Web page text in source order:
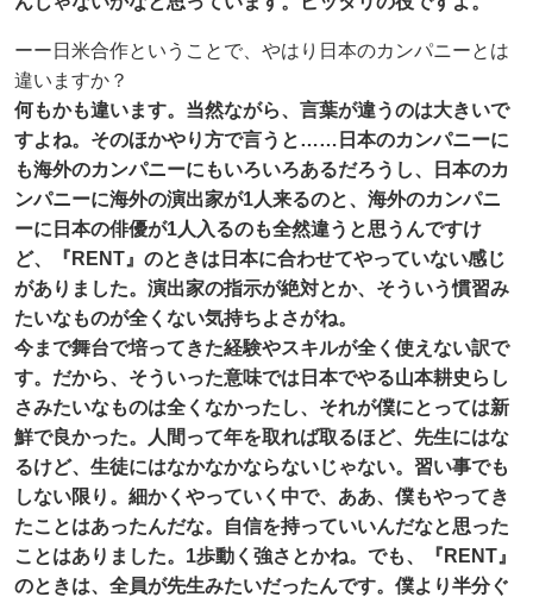
ーー日米合作ということで、やはり日本のカンパニーとは
違いますか？
何もかも違います。当然ながら、言葉が違うのは大きいで
すよね。そのほかやり方で言うと……日本のカンパニーに
も海外のカンパニーにもいろいろあるだろうし、日本のカ
ンパニーに海外の演出家が1人来るのと、海外のカンパニ
ーに日本の俳優が1人入るのも全然違うと思うんですけ
ど、『RENT』のときは日本に合わせてやっていない感じ
がありました。演出家の指示が絶対とか、そういう慣習み
たいなものが全くない気持ちよさがね。
今まで舞台で培ってきた経験やスキルが全く使えない訳で
す。だから、そういった意味では日本でやる山本耕史らし
さみたいなものは全くなかったし、それが僕にとっては新
鮮で良かった。人間って年を取れば取るほど、先生にはな
るけど、生徒にはなかなかならないじゃない。習い事でも
しない限り。細かくやっていく中で、ああ、僕もやってき
たことはあったんだな。自信を持っていいんだなと思った
ことはありました。1歩動く強さとかね。でも、『RENT』
のときは、全員が先生みたいだったんです。僕より半分ぐ